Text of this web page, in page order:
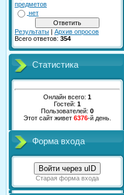
предметов
нет
Результаты | Архив опросов
Всего ответов: 354
Статистика
Онлайн всего: 1
Гостей: 1
Пользователей: 0
Этот сайт живет 6376-й день.
Форма входа
Войти через uID
Старая форма входа